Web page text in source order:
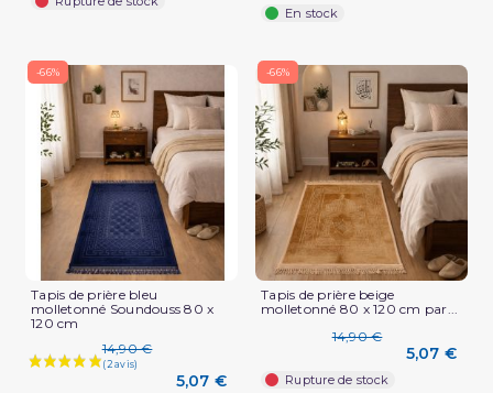
En stock
-66%
Tapis de prière bleu
molletonné Soundouss 80 x
120 cm
14,90 €
5,07 €
-66%
Tapis de prière beige
molletonné 80 x 120 cm par...
14,90 €
5,07 €
Rupture de stock